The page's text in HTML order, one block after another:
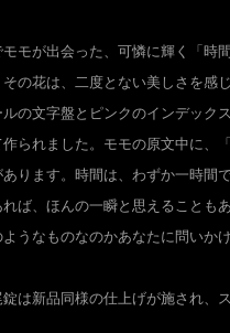
モモが出会った、可憐に輝く「時
の花は、二度とない美しさを感
の文字盤とピンクのインデック
作られました。モモの原文中に、
あります。時間は、わずか一時間
れば、ほんの一瞬と思えることも
うなものなのかあなたに問いか
は新品同様の仕上げが施され、